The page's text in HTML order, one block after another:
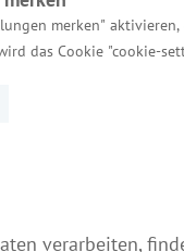
merken"
das Cookie "cookie-
verarbeiten,
Kontakt für